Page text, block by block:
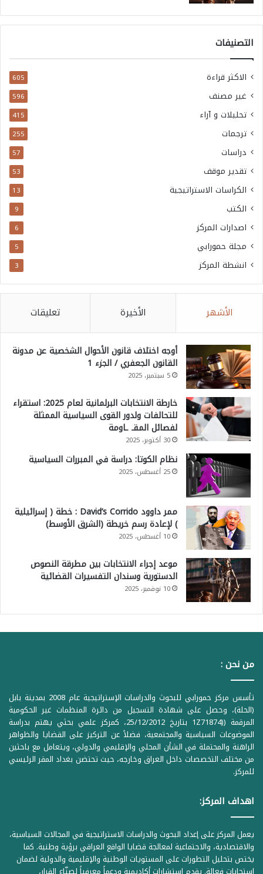
التصنيفات
الاكثر قراءة 605
غير مصنف 596
تحليلات و آراء 415
ترجمات 255
دراسات 57
تقدير موقف 53
الكراسات الاستراتيجية 13
الكتب 9
اصدارات المركز 6
مجلة حمورابي 5
انشطة المركز 3
الأشهر الأخيرة تعليقات
أوجه اختلاف قانون الأحوال الشخصية عن مدونة
القانون الجعفري / الجزء 1
5 سبتمبر، 2025
خارطة الانتخابات البرلمانية لعام 2025: استقراء
للتحالفات ولدور القوى السياسية الممثلة
لفصائل المقـ ـاومة
30 أكتوبر، 2025
نظام الكوتا: دراسة في المبررات السياسية
25 أغسطس، 2025
ممر داوود David’s Corrido : خطة ( إسرائيلية
) لإعادة رسم خريطة (الشرق الأوسط)
10 أغسطس، 2025
موعد إجراء الانتخابات بين مطرقة النصوص
الدستورية وسندان التفسيرات القضائية
10 نوفمبر، 2025
من نحن :
تأسس مركز حمورابي للبحوث والدراسات الإستراتيجية عام 2008 بمدينة بابل
(الحلة)، وحصل على شهادة التسجيل من دائرة المنظمات غير الحكومية
المرقمة ((1Z71874 بتاريخ 25/12/2012، كمركز علمي بحثي يهتم بدراسة
الموضوعات السياسية والمجتمعية، فضلاً عن التركيز على القضايا والظواهر
الراهنة والمحتملة في الشأن المحلي والإقليمي والدولي، ويتعامل مع باحثين
من مختلف التخصصات داخل العراق وخارجه، حيث تحتضن بغداد المقر الرئيسي
للمركز.
اهداف المركز:
يعمل المركز على إعداد البحوث والدراسات الاستراتيجية في المجالات السياسية،
والاقتصادية، والاجتماعية لمعالجة قضايا الواقع العراقي برؤية وطنية. كما
يختص بتحليل التطورات على المستويات الوطنية والإقليمية والدولية لضمان